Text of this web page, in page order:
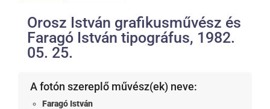
Orosz István grafikusművész és
Faragó István tipográfus, 1982.
05. 25.
A fotón szereplő művész(ek) neve:
Faragó István